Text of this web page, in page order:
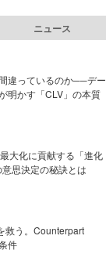
ニュース
違っているのか──デー
明かす「CLV」の本質
大化に貢献する「進化
思決定の秘訣とは
救う。Counterpart
件